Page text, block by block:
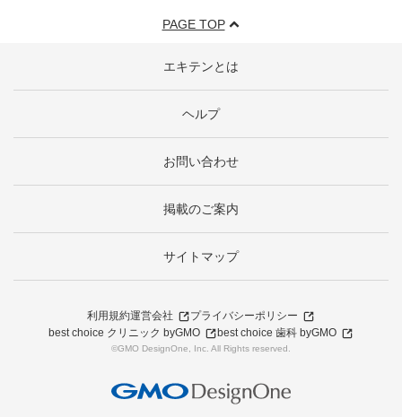
PAGE TOP
エキテンとは
ヘルプ
お問い合わせ
掲載のご案内
サイトマップ
利用規約運営会社
プライバシーポリシー
best choice クリニック byGMO
best choice 歯科 byGMO
©GMO DesignOne, Inc. All Rights reserved.